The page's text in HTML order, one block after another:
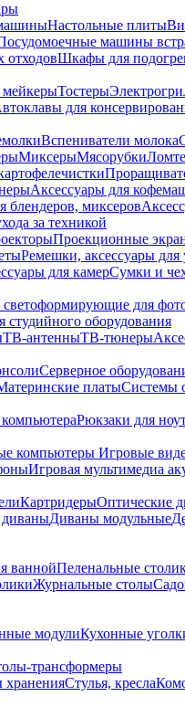
Настольные плиты
машины
отходовШкафы для
мейкерыТостеры
для
Вспениватели молока
МиксерыМясорубки
Аксессуары для
блендеров, миксеров
за техникой
Проекционные
Ремешки, аксессуары для
для камерСумки и
светоформирующие для
оборудования
ТВ-антенныТВ-тюнеры
Серверное
платыСистемы
Рюкзаки для
компьютеры Игровые
Игровая мультимедиа
КартридерыОптические
Диваны модульные
ваннойПеленальные
Журнальные столы
модулиКухонные
трансформеры
храненияСтулья, кресла